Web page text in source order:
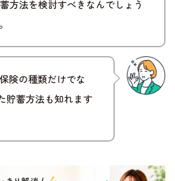
方法を検討すべきなんでしょう
険の種類だけでな
貯蓄方法も知れます